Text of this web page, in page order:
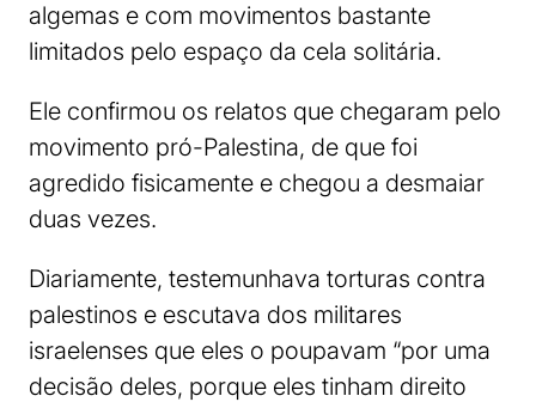
algemas e com movimentos bastante
limitados pelo espaço da cela solitária.
Ele confirmou os relatos que chegaram pelo
movimento pró-Palestina, de que foi
agredido fisicamente e chegou a desmaiar
duas vezes.
Diariamente, testemunhava torturas contra
palestinos e escutava dos militares
israelenses que eles o poupavam “por uma
decisão deles, porque eles tinham direito